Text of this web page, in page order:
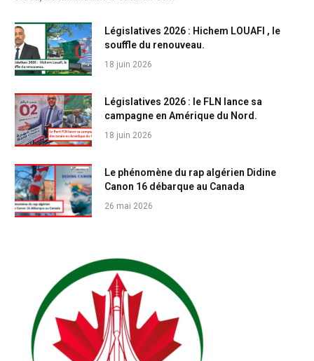
Législatives 2026 : Hichem LOUAFI , le
souffle du renouveau.
18 juin 2026
Législatives 2026 : le FLN lance sa
campagne en Amérique du Nord.
18 juin 2026
Le phénomène du rap algérien Didine
Canon 16 débarque au Canada
26 mai 2026